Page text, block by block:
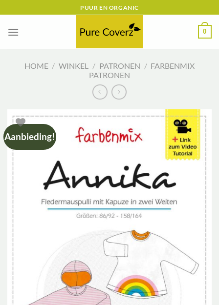
naar
inhoud
PUUR EN ORGANIC
0
HOME / WINKEL / PATRONEN / FARBENMIX
PATRONEN
Aanbieding!